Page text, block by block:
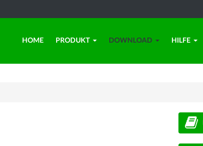
HOME PRODUKT DOWNLOAD HILFE